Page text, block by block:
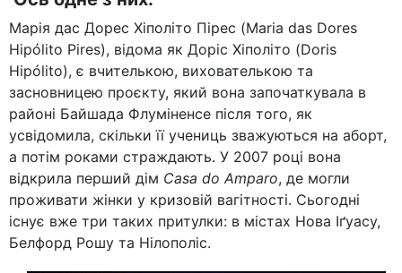
Марія дас Дорес Хіполіто Пірес (Maria das Dores
Hipólito Pires), відома як Доріс Хіполіто (Doris
Hipólito), є вчителькою, вихователькою та
засновницею проєкту, який вона започаткувала в
районі Байшада Флуміненсе після того, як
усвідомила, скільки її учениць зважуються на аборт,
а потім роками страждають. У 2007 році вона
відкрила перший дім Casa do Amparo, де могли
проживати жінки у кризовій вагітності. Сьогодні
існує вже три таких притулки: в містах Нова Іґуасу,
Белфорд Рошу та Нілополіс.